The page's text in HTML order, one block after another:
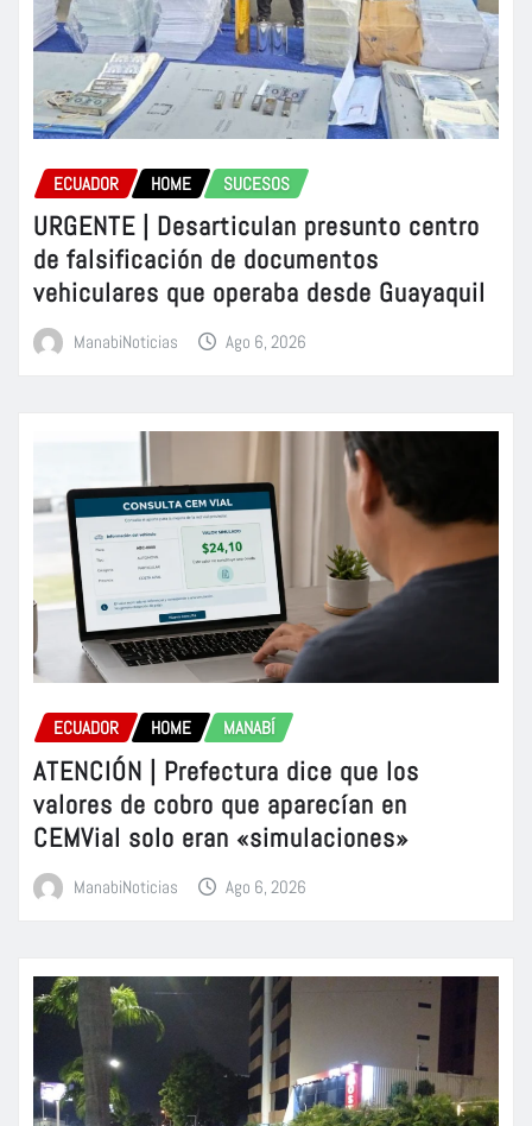
ECUADOR HOME SUCESOS
URGENTE | Desarticulan presunto centro
de falsificación de documentos
vehiculares que operaba desde Guayaquil
ManabiNoticias Ago 6, 2026
ECUADOR HOME MANABÍ
ATENCIÓN | Prefectura dice que los
valores de cobro que aparecían en
CEMVial solo eran «simulaciones»
ManabiNoticias Ago 6, 2026